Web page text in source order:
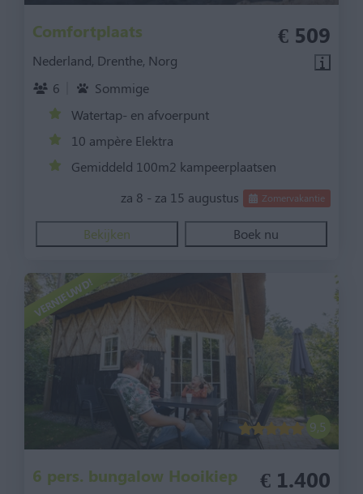
€ 509
Comfortplaats
Nederland, Drenthe, Norg
6
Sommige
Watertap- en afvoerpunt
10 ampère Elektra
Gemiddeld 100m2 kampeerplaatsen
za 8 - za 15 augustus
Zomervakantie
Bekijken Boek nu
VERNIEUWD!
9,5
€ 1.400
6 pers. bungalow Hooikiep